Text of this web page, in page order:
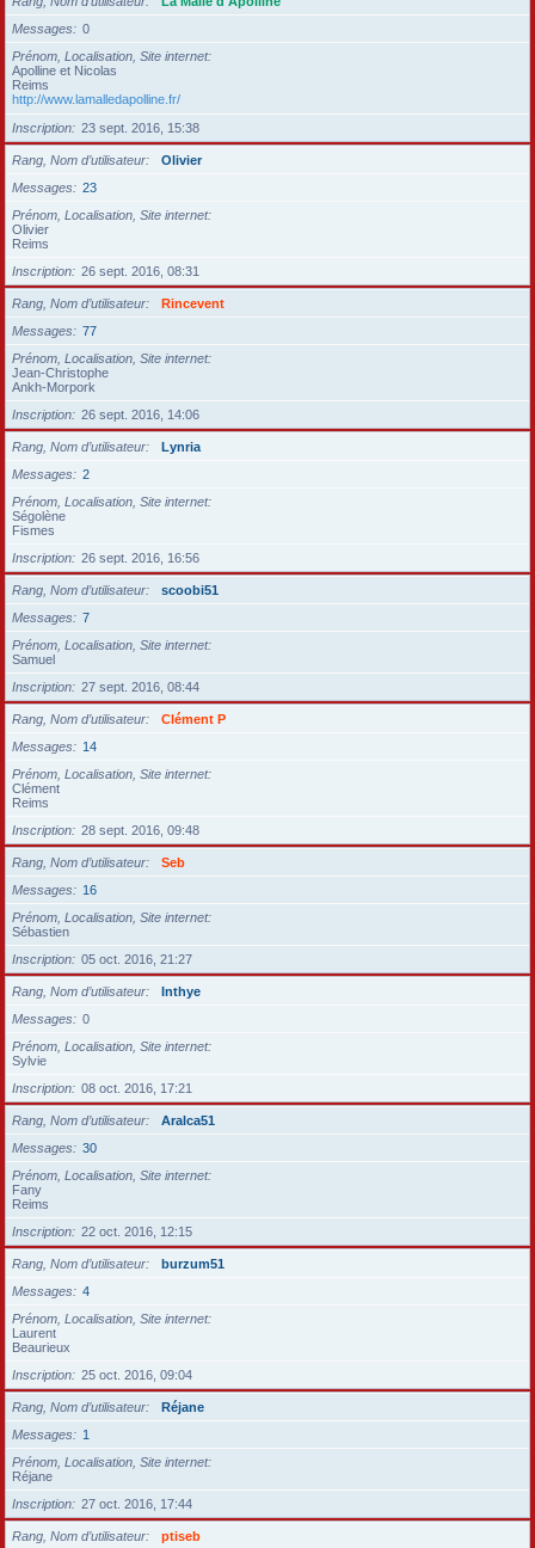
Messages
0
Prénom, Localisation, Site internet
Apolline et Nicolas
Reims
http://www.lamalledapolline.fr/
Inscription
23 sept. 2016, 15:38
Rang, Nom d’utilisateur
Olivier
Messages
23
Prénom, Localisation, Site internet
Olivier
Reims
Inscription
26 sept. 2016, 08:31
Rang, Nom d’utilisateur
Rincevent
Messages
77
Prénom, Localisation, Site internet
Jean-Christophe
Ankh-Morpork
Inscription
26 sept. 2016, 14:06
Rang, Nom d’utilisateur
Lynria
Messages
2
Prénom, Localisation, Site internet
Ségolène
Fismes
Inscription
26 sept. 2016, 16:56
Rang, Nom d’utilisateur
scoobi51
Messages
7
Prénom, Localisation, Site internet
Samuel
Inscription
27 sept. 2016, 08:44
Rang, Nom d’utilisateur
Clément P
Messages
14
Prénom, Localisation, Site internet
Clément
Reims
Inscription
28 sept. 2016, 09:48
Rang, Nom d’utilisateur
Seb
Messages
16
Prénom, Localisation, Site internet
Sébastien
Inscription
05 oct. 2016, 21:27
Rang, Nom d’utilisateur
Inthye
Messages
0
Prénom, Localisation, Site internet
Sylvie
Inscription
08 oct. 2016, 17:21
Rang, Nom d’utilisateur
Aralca51
Messages
30
Prénom, Localisation, Site internet
Fany
Reims
Inscription
22 oct. 2016, 12:15
Rang, Nom d’utilisateur
burzum51
Messages
4
Prénom, Localisation, Site internet
Laurent
Beaurieux
Inscription
25 oct. 2016, 09:04
Rang, Nom d’utilisateur
Réjane
Messages
1
Prénom, Localisation, Site internet
Réjane
Inscription
27 oct. 2016, 17:44
Rang, Nom d’utilisateur
ptiseb